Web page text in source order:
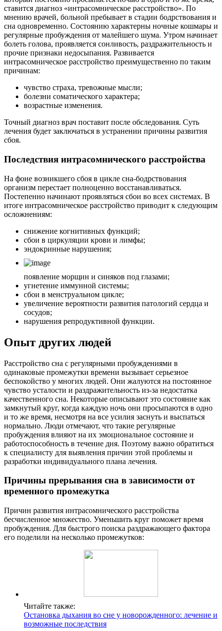
ставится диагноз «интрасомническое расстройство». По
мнению врачей, больной пребывает в стадии бодрствования и
сна одновременно. Состоянию характерны ночные кошмары и
регулярные пробуждения от малейшего шума. Утром начинает
болеть голова, проявляется сонливость, раздражительность и
прочие признаки недосыпания. Развивается
интрасомническое расстройство преимущественно по таким
причинам:
чувство страха, тревожные мысли;
болезни соматического характера;
возрастные изменения.
Точный диагноз врач поставит после обследования. Суть
лечения будет заключаться в устранении причины развития
сбоя.
Последствия интрасомнического расстройства
На фоне возникшего сбоя в цикле сна-бодрствования
организм перестает полноценно восстанавливаться.
Постепенно начинают проявляться сбои во всех системах. В
итоге интрасомническое расстройство приводит к следующим
осложнениям:
снижение когнитивных функций;
сбои в циркуляции крови и лимфы;
эндокринные нарушения;
появление морщин и синяков под глазами;
угнетение иммунной системы;
сбои в менструальном цикле;
увеличение вероятности развития патологий сердца и
сосудов;
нарушения репродуктивной функции.
Опыт других людей
Расстройство сна с регулярными пробуждениями в
одинаковые промежутки времени вызывает серьезное
беспокойство у многих людей. Они жалуются на постоянное
чувство усталости и раздражительность из-за недостатка
качественного сна. Некоторые описывают это состояние как
замкнутый круг, когда каждую ночь они просыпаются в одно
и то же время, несмотря на все усилия заснуть и выспаться
нормально. Люди отмечают, что такие регулярные
пробуждения влияют на их эмоциональное состояние и
работоспособность в течение дня. Поэтому важно обратиться
к специалисту для выявления причин этой проблемы и
разработки индивидуального плана лечения.
Причины прерывания сна в зависимости от
временного промежутка
Причин развития интрасомнического расстройства
бесчисленное множество. Уменьшить круг поможет время
пробуждения. Для быстрого поиска раздражающего фактора
его поделили на несколько промежутков:
Читайте также:
Остановка дыхания во сне у новорожденного: лечение и
возможные последствия